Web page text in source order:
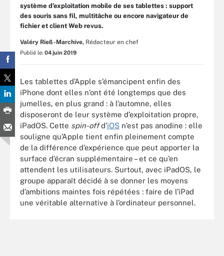
système d’exploitation mobile de ses tablettes : support
des souris sans fil, multitâche ou encore navigateur de
fichier et client Web revus.
Valéry Rieß-Marchive, Rédacteur en chef
Publié le: 04 juin 2019
Les tablettes d’Apple s’émancipent enfin des
iPhone dont elles n’ont été longtemps que des
jumelles, en plus grand : à l’automne, elles
disposeront de leur système d’exploitation propre,
iPadOS. Cette spin-offd’iOS n’est pas anodine : elle
souligne qu’Apple tient enfin pleinement compte
de la différence d’expérience que peut apporter la
surface d’écran supplémentaire – et ce qu’en
attendent les utilisateurs. Surtout, avec iPadOS, le
groupe apparaît décidé à se donner les moyens
d’ambitions maintes fois répétées : faire de l’iPad
une véritable alternative à l’ordinateur personnel.